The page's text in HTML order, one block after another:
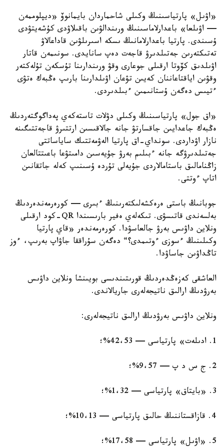
«اۋىل» پارتياسىنىڭ وكىلى شاحماردان بايمانوۆ «ديپلوممەن
— اۋىلعا» باعدارلاماسىنىڭ ورىندالۋىن باقىلاۋدى كۇشەيتۋدى
ۇسىندى. پارتيا باعدارلامانىڭ ىسكە اسىرىلۋىن قاداعالاۋ
تەتىكتەرىن جەتىلدىرۋ قاجەت دەپ سانايدى. سونىمەن قاتار
اۋىلدىق كۆوتا ارقىلى جوعارى وقۋ ورىندارىنا تۇسكەن تۇلەكتەر
وقۋىن اياقتاعاننان كەيىن تۋعان اۋىلدارىنا بارىپ ەڭبەك ەتۋى
ءتيىس دەگەن ۇستانىمىن ءبىلدىردى.
«اق جول» پارتياسىنىڭ وكىلى دۋلات تاستەكەي پەداگوگتەردىڭ
ەڭبەك جاعدايىن جاقسارتۋ جانە جالاقىسىن ارتتىرۋ قاجەتتىگىنە
نازار اۋداردى. سونداي-اق پارتيا الەۋمەتتىك ساياساتتى
جەتىلدىرۋگە جانە ءبىلىم بەرۋ جۇيەسىن دامىتۋعا باعىتتالعان
زاڭنامالىق باستامالاردى جۇيەلى تۇردە ۇسىنىپ كەلە جاتقانىن
اتاپ ءوتتى.
جوبانىڭ باستى ەرەكشەلىكتەرىنىڭ ءبىرى — كورەرمەندەردىڭ
بەلسەندى قاتىسۋى. تىكەلەي ەفير بارىسىندا QR-كود ارقىلى
ونلاين داۋىس بەرۋ جالعاسۋدا. كورەرمەندەر «قاي پارتيا
وكىلىنىڭ ءسوزى ءوتىمدى؟“ دەگەن سۇراققا جاۋاپ بەرىپ، ءوز
تاڭداۋىن جاساۋدا.
العاشقى كەزەڭدەردىڭ قورىتىندىسى بويىنشا ونلاين داۋىس
بەرۋدىڭ ارالىق ناتيجەلەرى جاريالاندى.
ونلاين داۋىس بەرۋدىڭ ارالىق ناتيجەلەرى:
1. ادىلەت» پارتياسى — 42،53%؛
2. ج س د پ — 9،57%؛
3. «بايتاق» پارتياسى — 1،32%؛
4. قازاقستاننىڭ حالىق پارتياسى — 10،13%؛
5. «اۋىل» پارتياسى — 17،58%؛